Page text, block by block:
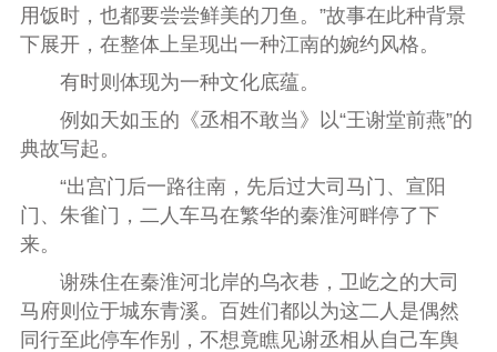
用饭时，也都要尝尝鲜美的刀鱼。”故事在此种背景
下展开，在整体上呈现出一种江南的婉约风格。
有时则体现为一种文化底蕴。
例如天如玉的《丞相不敢当》以“王谢堂前燕”的
典故写起。
“出宫门后一路往南，先后过大司马门、宣阳
门、朱雀门，二人车马在繁华的秦淮河畔停了下
来。
谢殊住在秦淮河北岸的乌衣巷，卫屹之的大司
马府则位于城东青溪。百姓们都以为这二人是偶然
同行至此停车作别，不想竟瞧见谢丞相从自己车舆